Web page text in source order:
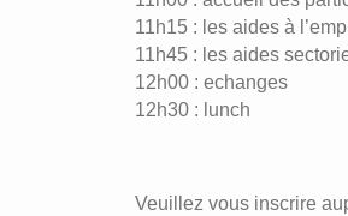
11h15 : les aides à
11h45 : les aides
12h00 : echanges
12h30 : lunch
Veuillez vous inscrire